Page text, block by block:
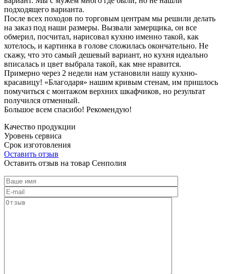
подходящего варианта.
После всех походов по торговым центрам мы решили делать
на заказ под наши размеры. Вызвали замерщика, он все
обмерил, посчитал, нарисовал кухню именно такой, как
хотелось, и картинка в голове сложилась окончательно. Не
скажу, что это самый дешевый вариант, но кухня идеально
вписалась и цвет выбрала такой, как мне нравится.
Примерно через 2 недели нам установили нашу кухню-
красавицу! «Благодаря» нашим кривым стенам, им пришлось
помучиться с монтажом верхних шкафчиков, но результат
получился отменный.
Большое всем спасибо! Рекомендую!
Качество продукции
Уровень сервиса
Срок изготовления
Оставить отзыв
Оставить отзыв на товар Сенполия